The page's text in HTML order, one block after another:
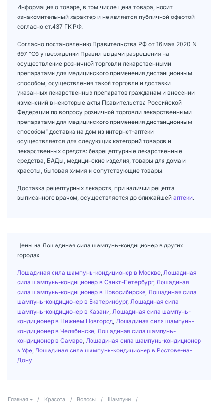
Информация о товаре, в том числе цена товара, носит
ознакомительный характер и не является публичной офертой
согласно ст.437 ГК РФ.
Согласно постановлению Правительства РФ от 16 мая 2020 N
697 "Об утверждении Правил выдачи разрешения на
осуществление розничной торговли лекарственными
препаратами для медицинского применения дистанционным
способом, осуществления такой торговли и доставки
указанных лекарственных препаратов гражданам и внесении
изменений в некоторые акты Правительства Российской
Федерации по вопросу розничной торговли лекарственными
препаратами для медицинского применения дистанционным
способом" доставка на дом из интернет-аптеки
осуществляется для следующих категорий товаров и
лекарственных средств: безрецептурные лекарственные
средства, БАДы, медицинские изделия, товары для дома и
красоты, бытовая химия и сопутствующие товары.
Доставка рецептурных лекарств, при наличии рецепта
выписанного врачом, осуществляется до ближайшей аптеки.
Цены на Лошадиная сила шампунь-кондиционер в других
городах
Лошадиная сила шампунь-кондиционер в Москве Лошадиная
сила шампунь-кондиционер в Санкт-Петербург, Лошадиная
сила шампунь-кондиционер в Новосибирске Лошадиная сила
шампунь-кондиционер в Екатеринбург, Лошадиная сила
шампунь-кондиционер в Казани Лошадиная сила шампунь-
кондиционер в Нижнем Новгород Лошадиная сила шампунь-
кондиционер в Челябинске Лошадиная сила шампунь-
кондиционер в Самаре Лошадиная сила шампунь-кондиционер
в Уфе Лошадиная сила шампунь-кондиционер в Ростове-на-
Дону
Главная / Красота / Волосы / Шампуни
/